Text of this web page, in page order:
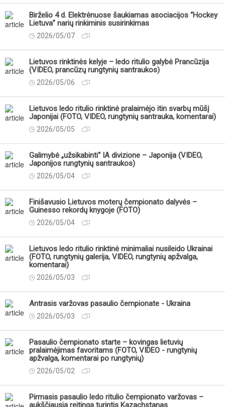
Birželio 4 d. Elektrėnuose šaukiamas asociacijos “Hockey
Lietuva” narių rinkiminis susirinkimas
2026/05/07
Lietuvos rinktinės kelyje – ledo ritulio galybė Prancūzija
(VIDEO, prancūzų rungtynių santraukos)
2026/05/06
Lietuvos ledo ritulio rinktinė pralaimėjo itin svarbų mūšį
Japonijai (FOTO, VIDEO, rungtynių santrauka, komentarai)
2026/05/05
Galimybė „užsikabinti“ IA divizione – Japonija (VIDEO,
Japonijos rungtynių santraukos)
2026/05/04
Finišavusio Lietuvos moterų čempionato dalyvės –
Guinesso rekordų knygoje (FOTO)
2026/05/04
Lietuvos ledo ritulio rinktinė minimaliai nusileido Ukrainai
(FOTO, rungtynių galerija, VIDEO, rungtynių apžvalga,
komentarai)
2026/05/03
Antrasis varžovas pasaulio čempionate - Ukraina
2026/05/03
Pasaulio čempionato starte – kovingas lietuvių
pralaimėjimas favoritams (FOTO, VIDEO - rungtynių
apžvalga, komentarai po rungtynių)
2026/05/02
Pirmasis pasaulio ledo ritulio čempionato varžovas –
aukščiausią reitingą turintis Kazachstanas